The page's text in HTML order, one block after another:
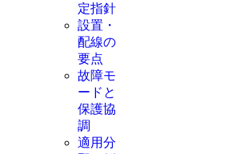
定指針
設置・
配線の
要点
故障モ
ードと
保護協
調
適用分